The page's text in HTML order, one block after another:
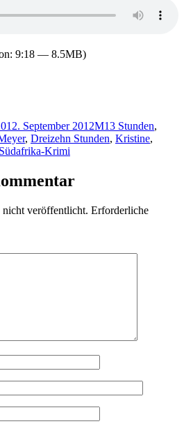
9:18 — 8.5MB)
12. September 2012M13 Stunden,
, Dreizehn Stunden, Kristine,
Südafrika-Krimi
veröffentlicht. Erforderliche